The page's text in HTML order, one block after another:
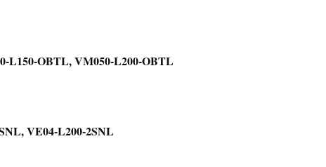
L150-OBTL, VM050-L200-OBTL
VE04-L200-2SNL